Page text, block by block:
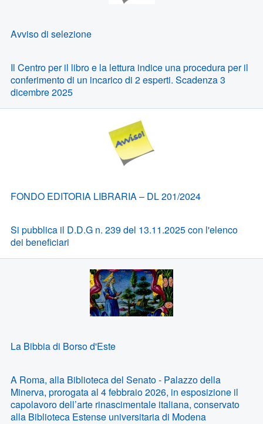
Avviso di selezione
Il Centro per il libro e la lettura indice una procedura per il
conferimento di un incarico di 2 esperti. Scadenza 3
dicembre 2025
FONDO EDITORIA LIBRARIA – DL 201/2024
Si pubblica il D.D.G n. 239 del 13.11.2025 con l'elenco
dei beneficiari
La Bibbia di Borso d'Este
A Roma, alla Biblioteca del Senato - Palazzo della
Minerva, prorogata al 4 febbraio 2026, in esposizione il
capolavoro dell’arte rinascimentale italiana, conservato
alla Biblioteca Estense universitaria di Modena